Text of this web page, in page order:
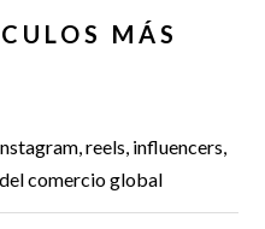
MÁS
reels, influencers,
comercio global